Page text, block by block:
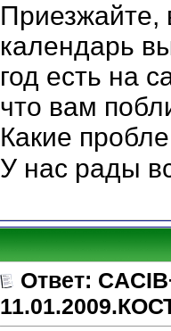
Приезжайте,
календарь
год есть на
что вам
Какие
У нас рады
Ответ: